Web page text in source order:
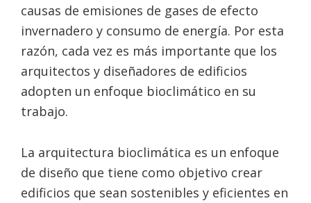
causas de emisiones de gases de efecto
invernadero y consumo de energía. Por esta
razón, cada vez es más importante que los
arquitectos y diseñadores de edificios
adopten un enfoque bioclimático en su
trabajo.
La arquitectura bioclimática es un enfoque
de diseño que tiene como objetivo crear
edificios que sean sostenibles y eficientes en